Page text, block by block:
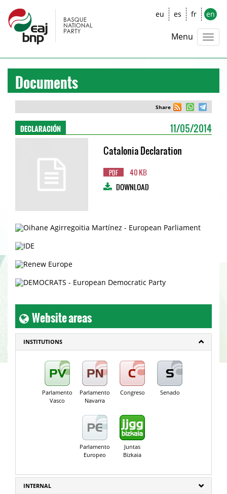
eu es fr en
Menu
Documents
Share
DECLARACIÓN
11/05/2014
Catalonia Declaration
PDF
40 KB
DOWNLOAD
Website areas
INSTITUTIONS
Parlamento
Vasco
Parlamento
Navarra
Congreso Senado
Parlamento
Europeo
Juntas
Bizkaia
INTERNAL